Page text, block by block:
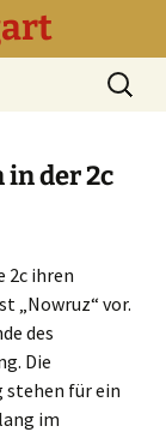
Suchen
nach:
der 2c
2c ihren
„Nowruz“ vor.
des
Die
stehen für ein
im